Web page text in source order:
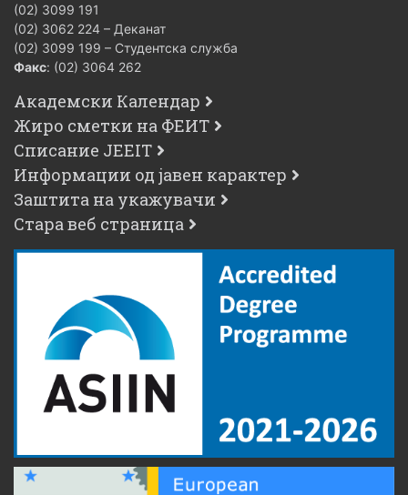
(02) 3099 191
(02) 3062 224 – Деканат
(02) 3099 199 – Студентска служба
Факс: (02) 3064 262
Академски Календар
Жиро сметки на ФЕИТ
Списание JEEIT
Информации од јавен карактер
Заштита на укажувачи
Стара веб страница